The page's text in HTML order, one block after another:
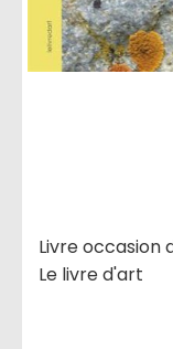
Livre occasion
Le livre d'art